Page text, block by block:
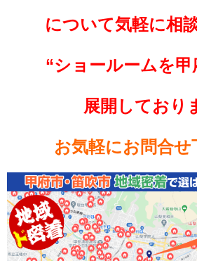
について気軽に相
“ショールームを甲
展開しており
お気軽にお問合せ